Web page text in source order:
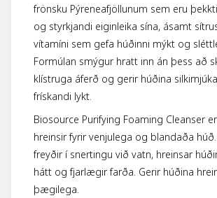
frönsku Pýreneafjöllunum sem eru
og styrkjandi eiginleika sína, ásamt
vítamíni sem gefa húðinni mýkt og
Formúlan smýgur hratt inn án þess að
klístruga áferð og gerir húðina
frískandi lykt.
Biosource Purifying Foaming Cleanser
hreinsir fyrir venjulega og blandaða
freyðir í snertingu við vatn, hreinsar
hátt og fjarlægir farða. Gerir húðina
þægilega.